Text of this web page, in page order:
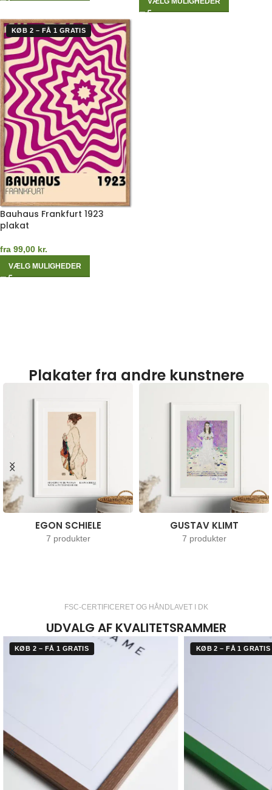
KØB 2 – FÅ 1 GRATIS
Bauhaus Frankfurt 1923
plakat
fra 99,00 kr.
VÆLG MULIGHEDER
Plakater fra andre kunstnere
EGON SCHIELE
7 produkter
GUSTAV KLIMT
7 produkter
FSC-CERTIFICERET OG HÅNDLAVET I DK
UDVALG AF KVALITETSRAMMER
KØB 2 – FÅ 1 GRATIS KØB 2 – FÅ 1 GRATIS